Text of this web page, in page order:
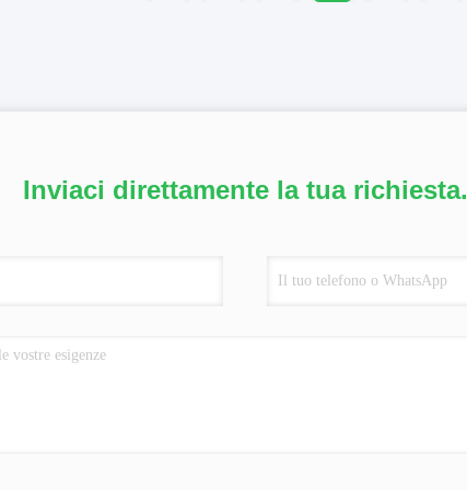
Inviaci direttamente la tua richiesta.